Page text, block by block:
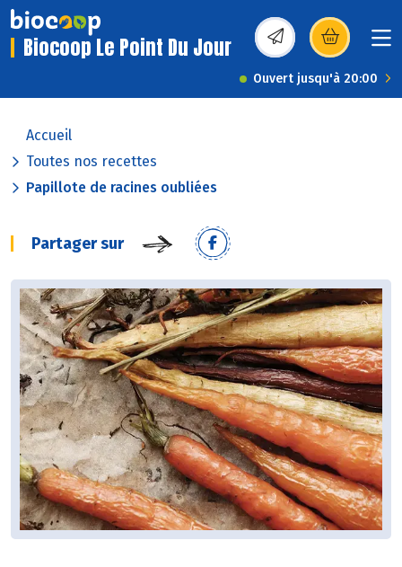
Biocoop Le Point Du Jour (s’ouvre dans une
Ouvert jusqu'à 20:00
Accueil
Toutes nos recettes
Papillote de racines oubliées
Partager sur